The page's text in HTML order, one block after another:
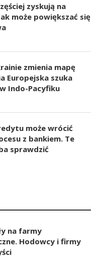
zyskują na
może powiększać się
zmienia mapę
Europejska szuka
Indo-Pacyfiku
może wrócić
z bankiem. Te
sprawdzić
na farmy
Hodowcy i firmy